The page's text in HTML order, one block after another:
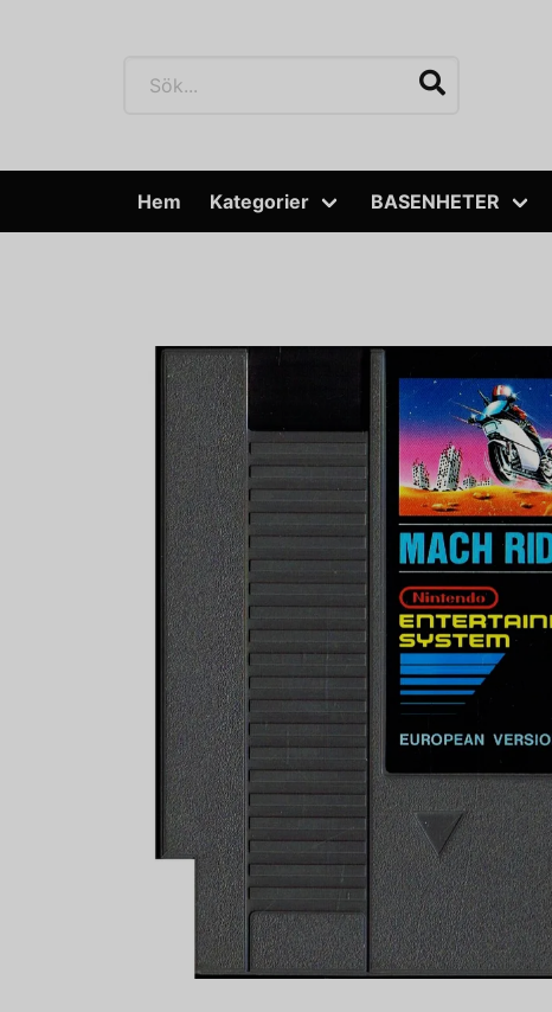
Hem Kategorier BASENHETER